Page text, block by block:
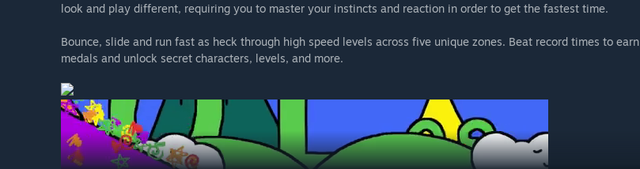
look and play different, requiring you to master your instincts and reaction in order to get the fastest time.
Bounce, slide and run fast as heck through high speed levels across five unique zones. Beat record times to earn
medals and unlock secret characters, levels, and more.